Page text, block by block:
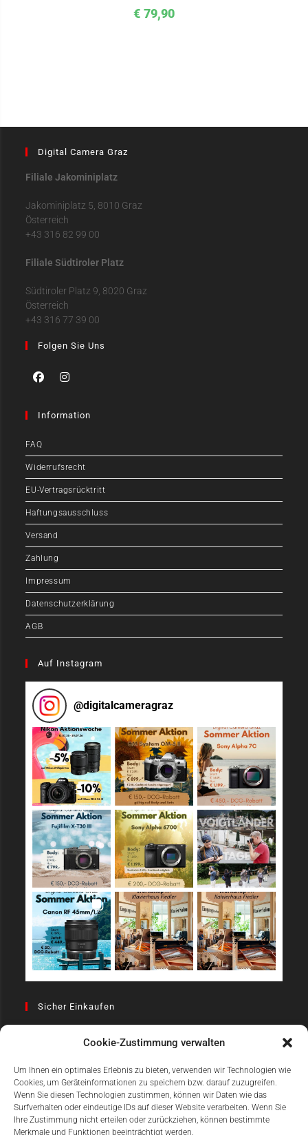
Cookie-Zustimmung verwalten
Um Ihnen ein optimales Erlebnis zu bieten, verwenden wir Technologien wie
Cookies, um Geräteinformationen zu speichern bzw. darauf zuzugreifen.
Wenn Sie diesen Technologien zustimmen, können wir Daten wie das
Surfverhalten oder eindeutige IDs auf dieser Website verarbeiten. Wenn Sie
Ihre Zustimmung nicht erteilen oder zurückziehen, können bestimmte
Merkmale und Funktionen beeinträchtigt werden.
€ 79,90
Digital Camera Graz
Filiale Jakominiplatz
Jakominiplatz 5, 8010 Graz
Österreich
+43 316 82 99 00
Filiale Südtiroler Platz
Südtiroler Platz 9, 8020 Graz
Österreich
+43 316 77 39 00
Folgen Sie Uns
Information
FAQ
Widerrufsrecht
EU-Vertragsrücktritt
Haftungsausschluss
Versand
Zahlung
Impressum
Datenschutzerklärung
AGB
Auf Instagram
@digitalcameragraz
Sicher Einkaufen
Einfach Online Bezahlen